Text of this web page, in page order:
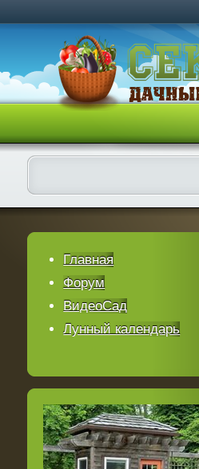
Главная
Форум
ВидеоСад
Лунный календарь